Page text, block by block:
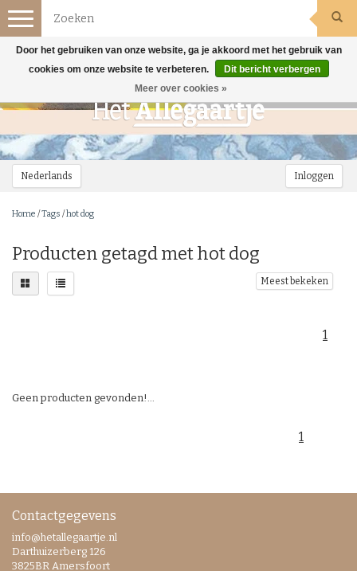
Nederlands Inloggen
Toggle
navigation
Home /Tags /hot dog
Producten getagd met hot dog
Meest bekeken
1
Geen producten gevonden!...
1
Contactgegevens
info@hetallegaartje.nl
Darthuizerberg 126
3825BR Amersfoort
Door het gebruiken van onze website, ga je akkoord met het gebruik van
cookies om onze website te verbeteren.
Dit bericht verbergen
Meer over cookies »